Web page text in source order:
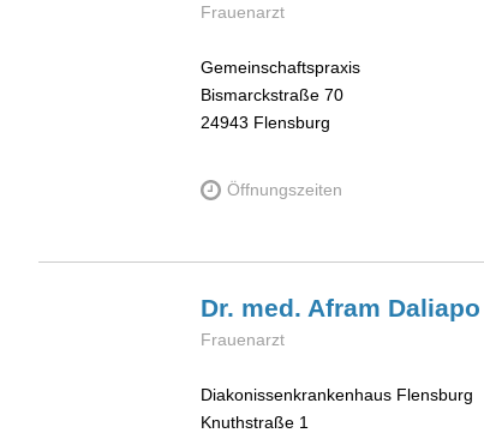
Frauenarzt
Gemeinschaftspraxis
Bismarckstraße 70
24943 Flensburg
Öffnungszeiten
Dr. med. Afram Daliapo
Frauenarzt
Diakonissenkrankenhaus Flensburg
Knuthstraße 1